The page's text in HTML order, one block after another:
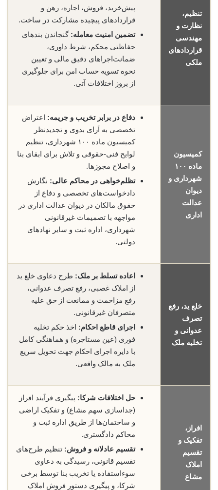
تنظیم،
نظارت و
مهندسی
قراردادهای
ملکی
پیش‌خرید، فروش، اجاره، رهن و
قراردادهای پیچیده مشارکت در ساخت.
تضمین امنیت معامله: گنجاندن بندهای
حفاظتی محکم، شرط داوری،
ضمانت‌اجراهای دقیق مالی و تعیین
نحوه تسویه حساب امن برای جلوگیری
از بروز اختلافات آتی.
کمیسیون
ماده ۱۰۰
شهرداری و
دیوان
عدالت
اداری
دفاع در برابر تخریب و جریمه: اعتراض
تخصصی به آرای بدوی و تجدیدنظر
کمیسیون ماده ۱۰۰ شهرداری، تنظیم
لوایح فنی-حقوقی و تلاش برای ابقای بنا
و اصلاح مجوزها.
تظلم‌خواهی در محاکم عالی: نگارش
دادخواست‌های تخصصی و دفاع از
حقوق مالکان در دیوان عدالت اداری در
مواجهه با تصمیمات غیرقانونی
شهرداری، اداره ثبت و سایر نهادهای
دولتی.
خلع ید، رفع
تصرف
عدوانی و
تخلیه ملک
اعاده تسلط بر ملک: طرح دعاوی خلع ید
از املاک غصبی، رفع تصرف عدوانی،
رفع مزاحمت و ممانعت از حق علیه
متصرفان غیرقانونی.
اجرای قاطع احکام: اخذ حکم تخلیه
فوری (عین مستاجره) و هماهنگی کامل
با دایره اجرای احکام جهت تحویل سریع
ملک به مالک واقعی.
افراز،
تفکیک و
تقسیم
املاک
مشاع
حل اختلافات شرکا: پیگیری فرآیند افراز
(جداسازی سهم مشاع) و تفکیک اراضی
و ساختمان‌ها از طریق اداره ثبت و
محاکم دادگستری.
تقسیم عادلانه و فروش: تنظیم طرح‌های
تقسیم قانونی، رسیدگی به دعاوی
سوءاستفاده یا تخریب بنا توسط برخی
شرکا، و پیگیری دستور فروش املاک